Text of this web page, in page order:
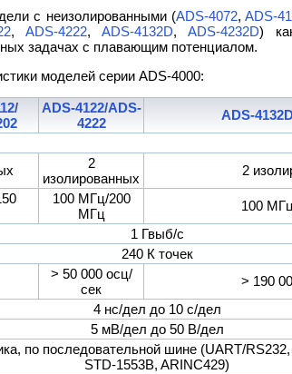
с неизолированными (ADS-4072, ADS-
, ADS-4222, ADS-4132D, ADS-4232D)
задачах с плавающим потенциалом.
моделей серии ADS-4000:
/
ADS-4122/ADS-
4222
ADS-
2
изолированных
2
100 МГц/200
МГц
100
1 Гвыб/с
240 К точек
> 50 000 осц/
сек
> 190
4 нс/дел до 10 с/дел
5 мВ/дел до 50 В/дел
по последовательной шине (UART/
STD-1553B, ARINC429)